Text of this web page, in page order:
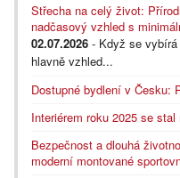
Střecha na celý život:
nadčasový vzhled s
02.07.2026 - Když se
hlavně vzhled...
Dostupné bydlení v Česku:
Interiérem roku 2025 se
Bezpečnost a dlouhá
moderní montované